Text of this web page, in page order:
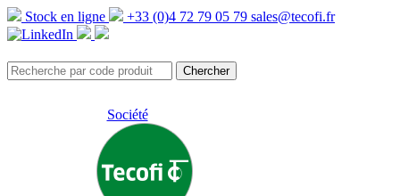
Stock en ligne +33 (0)4 72 79 05 79 sales@tecofi.fr
Société